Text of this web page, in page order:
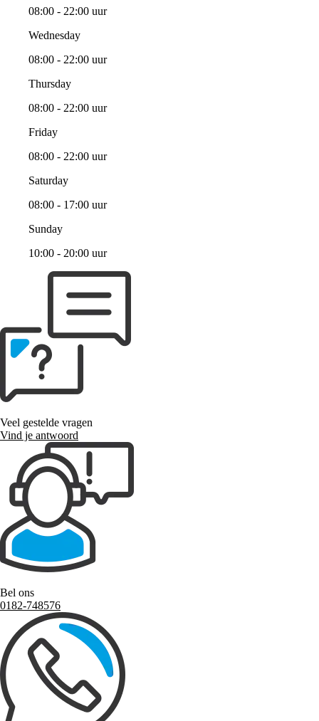
08:00 - 22:00 uur
Wednesday
08:00 - 22:00 uur
Thursday
08:00 - 22:00 uur
Friday
08:00 - 22:00 uur
Saturday
08:00 - 17:00 uur
Sunday
10:00 - 20:00 uur
Veel gestelde vragen
Vind je antwoord
Bel ons
0182-748576